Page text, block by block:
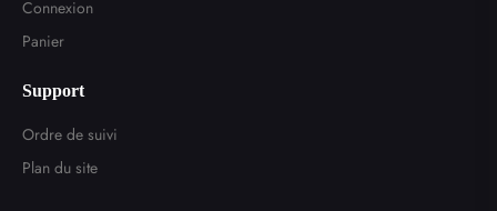
Connexion
Panier
Support
Ordre de suivi
Plan du site